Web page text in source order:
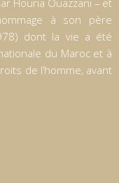
à son père
dont la vie a été
du Maroc et à
de l’homme, avant